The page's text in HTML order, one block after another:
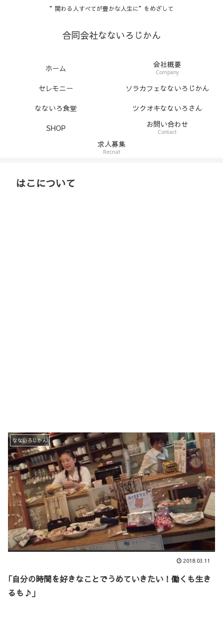
”関わる人すべてが豊かな人生に”をめざして
合同会社なないろじかん
ホーム 会社概要
Company
セレモニー
ソラカフェなないろじかん
なないろ食堂
ツクオキなないろさん
SHOP
お問い合わせ
Contact
求人募集
Recruit
はこについて
なないろじかん
2018.03.11
｢自分の時間を好きなことでうめていきたい！働くも生き
るも♪｣